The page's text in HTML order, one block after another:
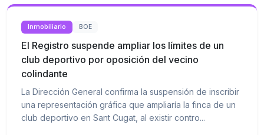
Inmobiliario BOE
El Registro suspende ampliar los límites de un
club deportivo por oposición del vecino
colindante
La Dirección General confirma la suspensión de inscribir
una representación gráfica que ampliaría la finca de un
club deportivo en Sant Cugat, al existir contro...